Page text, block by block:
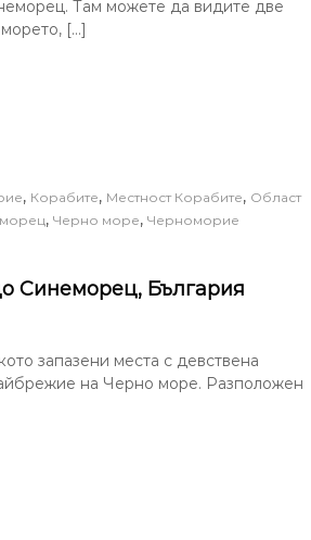
Там можете да видите две
[…]
, Корабите, Местност Корабите, Област
, Черно море, Черноморие
Синеморец, България
запазени места с девствена
на Черно море. Разположен